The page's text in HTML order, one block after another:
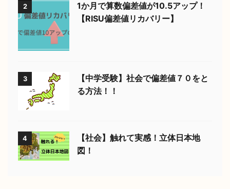
2
1か月で算数偏差値が10.5アップ！
【RISU偏差値リカバリー】
3
【中学受験】社会で偏差値７０をと
る方法！！
4
【社会】触れて実感！立体日本地
図！